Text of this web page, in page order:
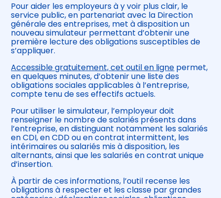
Pour aider les employeurs à y voir plus clair, le
service public, en partenariat avec la Direction
générale des entreprises, met à disposition un
nouveau simulateur permettant d’obtenir une
première lecture des obligations susceptibles de
s’appliquer.
Accessible gratuitement, cet outil en ligne permet,
en quelques minutes, d’obtenir une liste des
obligations sociales applicables à l’entreprise,
compte tenu de ses effectifs actuels.
Pour utiliser le simulateur, l’employeur doit
renseigner le nombre de salariés présents dans
l’entreprise, en distinguant notamment les salariés
en CDI, en CDD ou en contrat intermittent, les
intérimaires ou salariés mis à disposition, les
alternants, ainsi que les salariés en contrat unique
d’insertion.
À partir de ces informations, l’outil recense les
obligations à respecter et les classe par grandes